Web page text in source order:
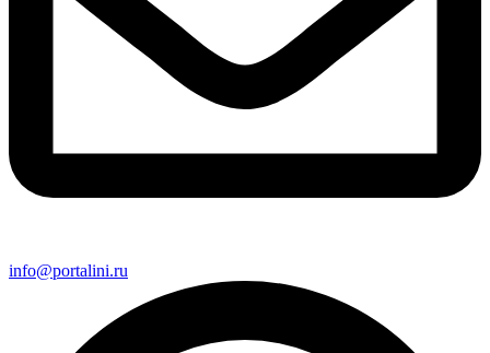
info@portalini.ru